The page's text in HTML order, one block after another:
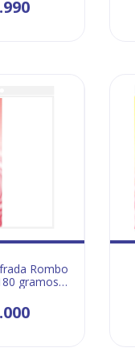
Rombo
gramos